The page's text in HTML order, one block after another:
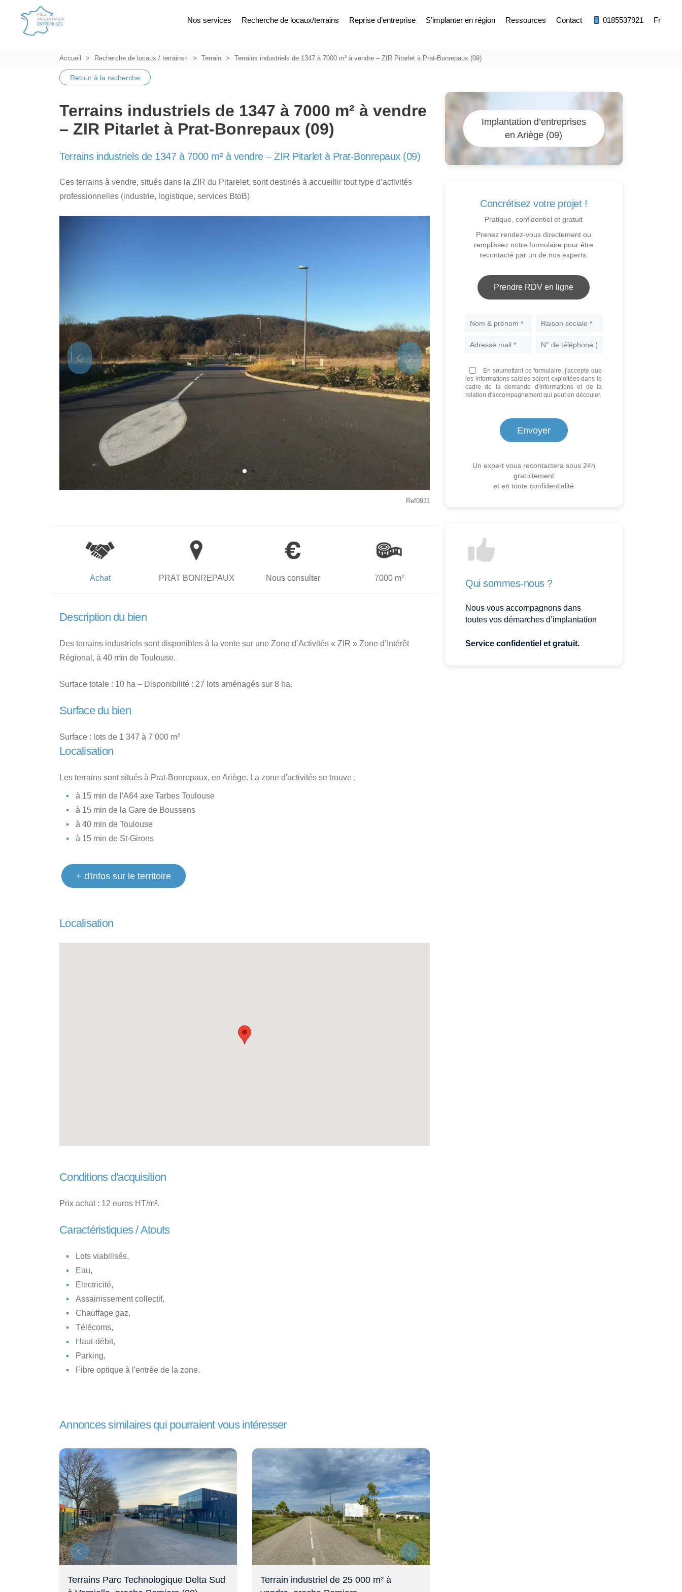
Nos services Recherche de locaux/terrains Reprise d’entreprise S’implanter en région Ressources Contact 0185537921 Fr
Accueil Recherche de locaux / terrains+ Terrain Terrains industriels de 1347 à 7000 m² à vendre – ZIR Pitarlet à Prat-Bonrepaux (09)
Retour à la recherche
Terrains industriels de 1347 à 7000 m² à vendre
– ZIR Pitarlet à Prat-Bonrepaux (09)
Terrains industriels de 1347 à 7000 m² à vendre – ZIR Pitarlet à Prat-Bonrepaux (09)
Ces terrains à vendre, situés dans la ZIR du Pitarelet, sont destinés à accueillir tout type d’activités
professionnelles (industrie, logistique, services BtoB)
Ref0911
Achat PRAT BONREPAUX Nous consulter 7000 m²
Description du bien
Des terrains industriels sont disponibles à la vente sur une Zone d’Activités « ZIR » Zone d’Intérêt
Régional, à 40 min de Toulouse.
Surface totale : 10 ha – Disponibilité : 27 lots aménagés sur 8 ha.
Surface du bien
Surface : lots de 1 347 à 7 000 m²
Localisation
Les terrains sont situés à Prat-Bonrepaux, en Ariège. La zone d'activités se trouve :
à 15 min de l'A64 axe Tarbes Toulouse
à 15 min de la Gare de Boussens
à 40 min de Toulouse
à 15 min de St-Girons
+ d'infos sur le territoire
Localisation
Conditions d'acquisition
Prix achat : 12 euros HT/m².
Caractéristiques / Atouts
Lots viabilisés,
Eau,
Electricité,
Assainissement collectif,
Chauffage gaz,
Télécoms,
Haut-débit,
Parking,
Fibre optique à l'entrée de la zone.
Annonces similaires qui pourraient vous intéresser
Terrains Parc Technologique Delta Sud
Terrain industriel de 25 000 m² à
Implantation d’entreprises
en Ariège (09)
Concrétisez votre projet !
Pratique, confidentiel et gratuit
Prenez rendez-vous directement ou
remplissez notre formulaire pour être
recontacté par un de nos experts.
Prendre RDV en ligne
Nom
En soumettant ce formulaire, j'accepte que
les informations saisies soient exploitées dans le
cadre de la demande d'informations et de la
relation d'accompagnement qui peut en découler.
Un expert vous recontactera sous 24h
gratuitement
et en toute confidentialité
Qui sommes-nous ?
Nous vous accompagnons dans
toutes vos démarches d’implantation
Service confidentiel et gratuit.